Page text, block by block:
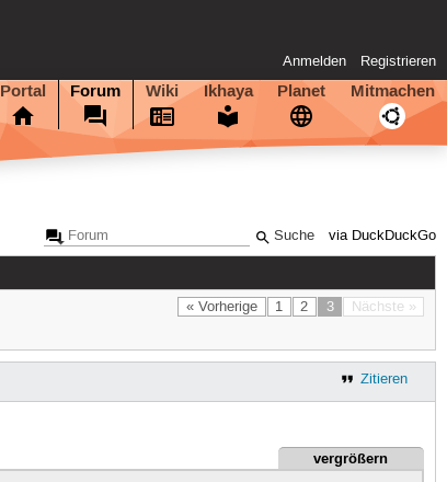
Anmelden Registrieren
Portal Forum Wiki Ikhaya Planet Mitmachen
via DuckDuckGo
« Vorherige 1 2 3 Nächste »
Zitieren
vergrößern